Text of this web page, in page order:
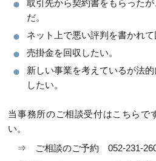
取引先から契約書をもらった
だ。
ネット上で悪い評判を書かれて
売掛金を回収したい。
新しい事業を考えているが法
したい。
当事務所のご相談受付はこちらで
い。
⇒ ご相談のご予約052-231-